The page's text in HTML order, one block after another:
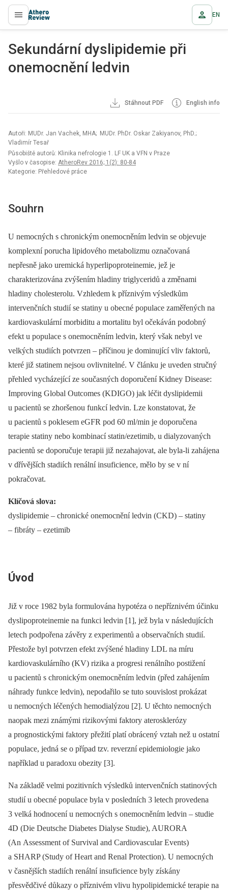
proLékaře.cz EN
Sekundární dyslipidemie při
onemocnění ledvin
Stáhnout PDF English info
Autoři: MUDr. Jan Vachek, MHA; MUDr. PhDr. Oskar Zakiyanov, PhD.;
Vladimír Tesař
Působiště autorů: Klinika nefrologie 1. LF UK a VFN v Praze
Vyšlo v časopise: AtheroRev 2016; 1(2): 80-84
Kategorie: Přehledové práce
Souhrn
U nemocných s chronickým onemocněním ledvin se objevuje
komplexní porucha lipidového metabolizmu označovaná
nepřesně jako uremická hyperlipoproteinemie, jež je
charakterizována zvýšením hladiny triglyceridů a změnami
hladiny cholesterolu. Vzhledem k příznivým výsledkům
intervenčních studií se statiny u obecné populace zaměřených na
kardio­vaskulární morbiditu a mortalitu byl očekáván podobný
efekt u populace s onemocněním ledvin, který však nebyl ve
velkých studiích potvrzen –⁠ příčinou je dominující vliv faktorů,
které již statinem nejsou ovlivnitelné. V článku je uveden stručný
přehled vycházející ze současných doporučení Kidney Disease:
Improving Global Outcomes (KDIGO) jak léčit dyslipidemii
u pacientů se zhoršenou funkcí ledvin. Lze konstatovat, že
u pacientů s poklesem eGFR pod 60 ml/min je doporučena
terapie statiny nebo kombinací statin/ezetimib, u dialyzovaných
pacientů se doporučuje terapii již nezahajovat, ale byla-li zahájena
v dřívějších stadiích renální insuficience, mělo by se v ní
pokračovat.
Klíčová slova:
dyslipidemie –⁠ chronické onemocnění ledvin (CKD) –⁠ statiny
–⁠ fibráty –⁠ ezetimib
Úvod
Již v roce 1982 byla formulována hypotéza o nepříznivém účinku
dyslipoproteinemie na funkci ledvin [1], jež byla v následujících
letech podpořena závěry z experimentů a observačních studií.
Přestože byl potvrzen efekt zvýšené hladiny LDL na míru
kardiovaskulárního (KV) rizika a progresi renálního postižení
u pacientů s chronickým onemocněním ledvin (před zahájením
náhrady funkce ledvin), nepodařilo se tuto souvislost prokázat
u nemocných léčených hemodialýzou [2]. U těchto nemocných
naopak mezi známými rizikovými faktory aterosklerózy
a prognostickými faktory přežití platí obrácený vztah než u ostatní
populace, jedná se o případ tzv. reverzní epidemiologie jako
například u paradoxu obezity [3].
Na základě velmi pozitivních výsledků intervenčních statinových
studií u obecné populace byla v posledních 3 letech provedena
3 velká hodnocení u nemocných s onemocněním ledvin –⁠ studie
4D (Die Deutsche Diabetes Dialyse Studie), AURORA
(An Assessment of Survival and Cardio­vascular Events)
a SHARP (Study of Heart and Renal Protection). U nemocných
v časnějších stadiích renální insuficience byly získány
přesvědčivé důkazy o příznivém vlivu hypolipidemické terapie na